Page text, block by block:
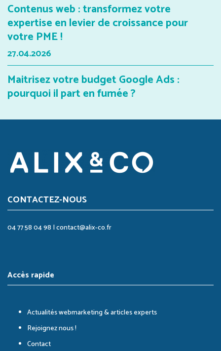
Contenus web : transformez votre
expertise en levier de croissance pour
votre PME !
27.04.2026
Maitrisez votre budget Google Ads :
pourquoi il part en fumée ?
CONTACTEZ-NOUS
04 77 58 04 98 |contact@alix-co.fr
Accès rapide
Actualités webmarketing & articles experts
Rejoignez nous !
Contact